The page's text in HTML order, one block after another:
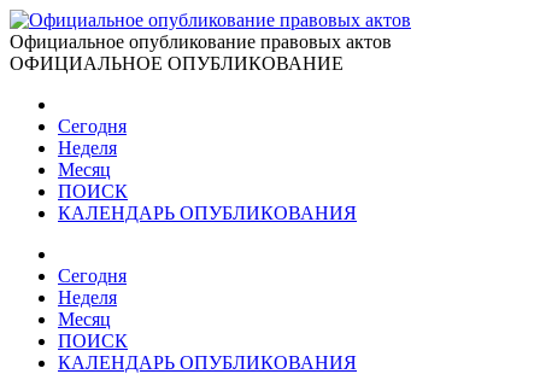
Официальное опубликование правовых актов
ОФИЦИАЛЬНОЕ ОПУБЛИКОВАНИЕ
Сегодня
Неделя
Месяц
ПОИСК
КАЛЕНДАРЬ ОПУБЛИКОВАНИЯ
Сегодня
Неделя
Месяц
ПОИСК
КАЛЕНДАРЬ ОПУБЛИКОВАНИЯ